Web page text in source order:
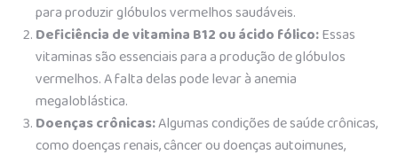
para produzir glóbulos vermelhos saudáveis.
Deficiência de vitamina B12 ou ácido fólico:Essas
vitaminas são essenciais para a produção de glóbulos
vermelhos. A falta delas pode levar à anemia
megaloblástica.
Doenças crônicas:Algumas condições de saúde crônicas,
como doenças renais, câncer ou doenças autoimunes,